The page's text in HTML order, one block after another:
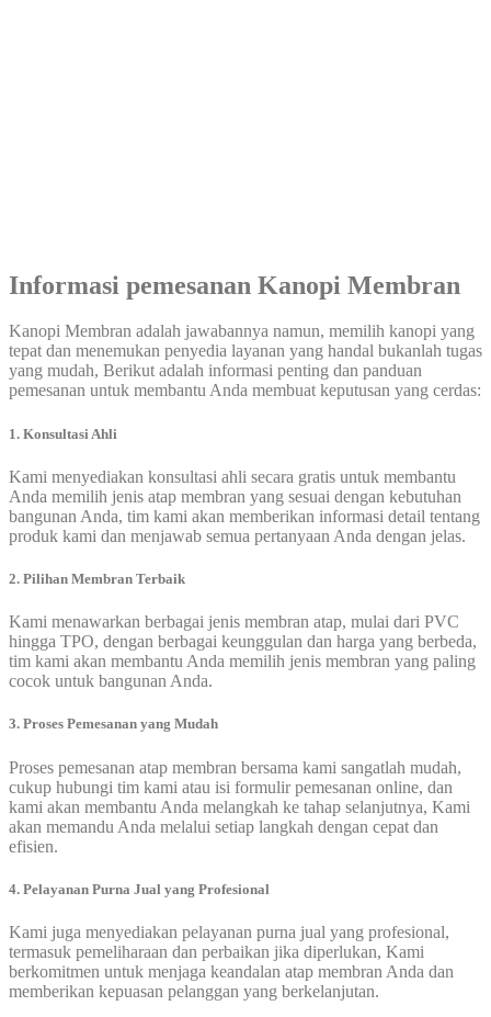
Informasi pemesanan Kanopi Membran
Kanopi Membran adalah jawabannya namun, memilih kanopi yang
tepat dan menemukan penyedia layanan yang handal bukanlah tugas
yang mudah, Berikut adalah informasi penting dan panduan
pemesanan untuk membantu Anda membuat keputusan yang cerdas:
1. Konsultasi Ahli
Kami menyediakan konsultasi ahli secara gratis untuk membantu
Anda memilih jenis atap membran yang sesuai dengan kebutuhan
bangunan Anda, tim kami akan memberikan informasi detail tentang
produk kami dan menjawab semua pertanyaan Anda dengan jelas.
2. Pilihan Membran Terbaik
Kami menawarkan berbagai jenis membran atap, mulai dari PVC
hingga TPO, dengan berbagai keunggulan dan harga yang berbeda,
tim kami akan membantu Anda memilih jenis membran yang paling
cocok untuk bangunan Anda.
3. Proses Pemesanan yang Mudah
Proses pemesanan atap membran bersama kami sangatlah mudah,
cukup hubungi tim kami atau isi formulir pemesanan online, dan
kami akan membantu Anda melangkah ke tahap selanjutnya, Kami
akan memandu Anda melalui setiap langkah dengan cepat dan
efisien.
4. Pelayanan Purna Jual yang Profesional
Kami juga menyediakan pelayanan purna jual yang profesional,
termasuk pemeliharaan dan perbaikan jika diperlukan, Kami
berkomitmen untuk menjaga keandalan atap membran Anda dan
memberikan kepuasan pelanggan yang berkelanjutan.